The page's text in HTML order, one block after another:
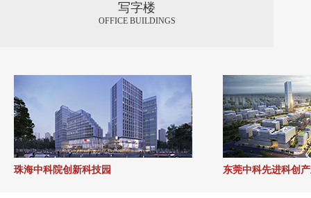
写字楼
OFFICE BUILDINGS
珠海中科院创新科技园 东莞中科先进科创